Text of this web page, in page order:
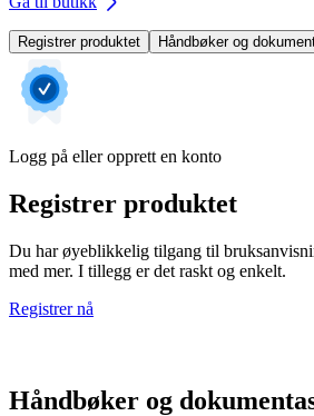
Registrer produktet Håndbøker og
Logg på eller opprett en konto
Registrer produktet
Du har øyeblikkelig tilgang til
med mer. I tillegg er det raskt og enkelt.
Registrer nå
Håndbøker og